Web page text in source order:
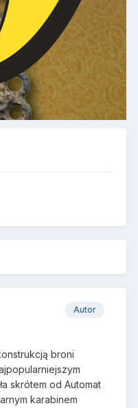
Autor
broni
skrótem od Automat
karabinem